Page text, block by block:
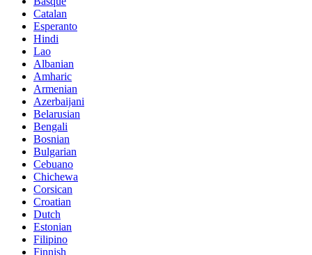
Catalan
Esperanto
Hindi
Lao
Albanian
Amharic
Armenian
Azerbaijani
Belarusian
Bengali
Bosnian
Bulgarian
Cebuano
Chichewa
Corsican
Croatian
Dutch
Estonian
Filipino
Finnish